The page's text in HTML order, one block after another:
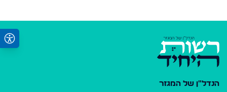
הנדל"ן של המגזר